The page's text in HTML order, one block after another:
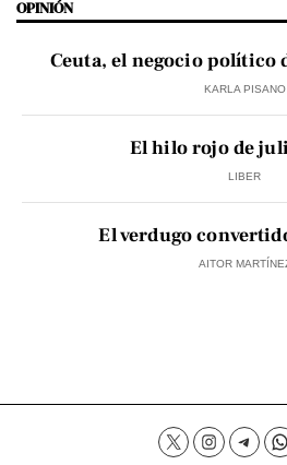
OPINIÓN
Ceuta, el negocio político
KARLA PISANO
El hilo rojo de
LIBER
El verdugo
AITOR